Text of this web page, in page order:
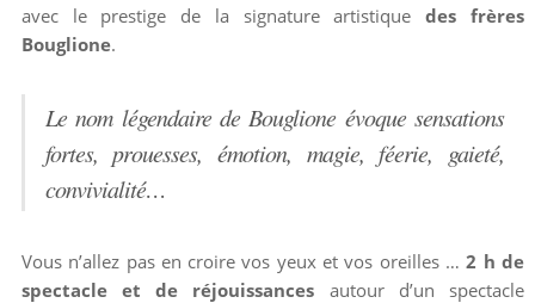
avec le prestige de la signature artistiquedes frères
Bouglione.
Le nom légendaire de Bouglione évoque sensations
fortes, prouesses, émotion, magie, féerie, gaieté,
convivialité…
Vous n’allez pas en croire vos yeux et vos oreilles …2 h de
spectacle et de réjouissances autour d’un spectacle